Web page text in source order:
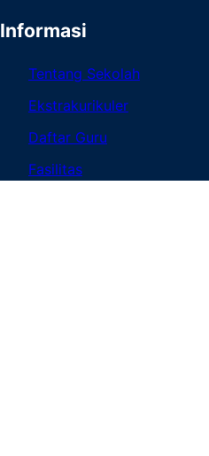
Informasi
Tentang Sekolah
Ekstrakurikuler
Daftar Guru
Fasilitas